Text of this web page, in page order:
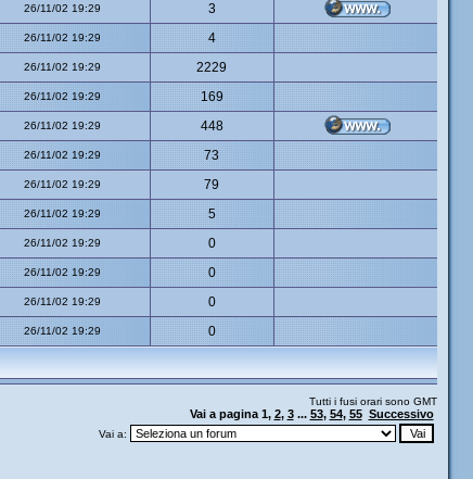
26/11/02 19:29
3
26/11/02 19:29
4
26/11/02 19:29
2229
26/11/02 19:29
169
26/11/02 19:29
448
26/11/02 19:29
73
26/11/02 19:29
79
26/11/02 19:29
5
26/11/02 19:29
0
26/11/02 19:29
0
26/11/02 19:29
0
26/11/02 19:29 0
Tutti i fusi orari sono GMT
Vai a pagina 1, 2, 3... 53, 54, 55 Successivo
Vai a: